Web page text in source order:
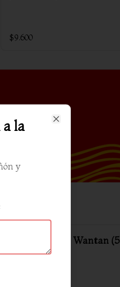
$9.600
Media porción Wantan (5
unidades)
la
y